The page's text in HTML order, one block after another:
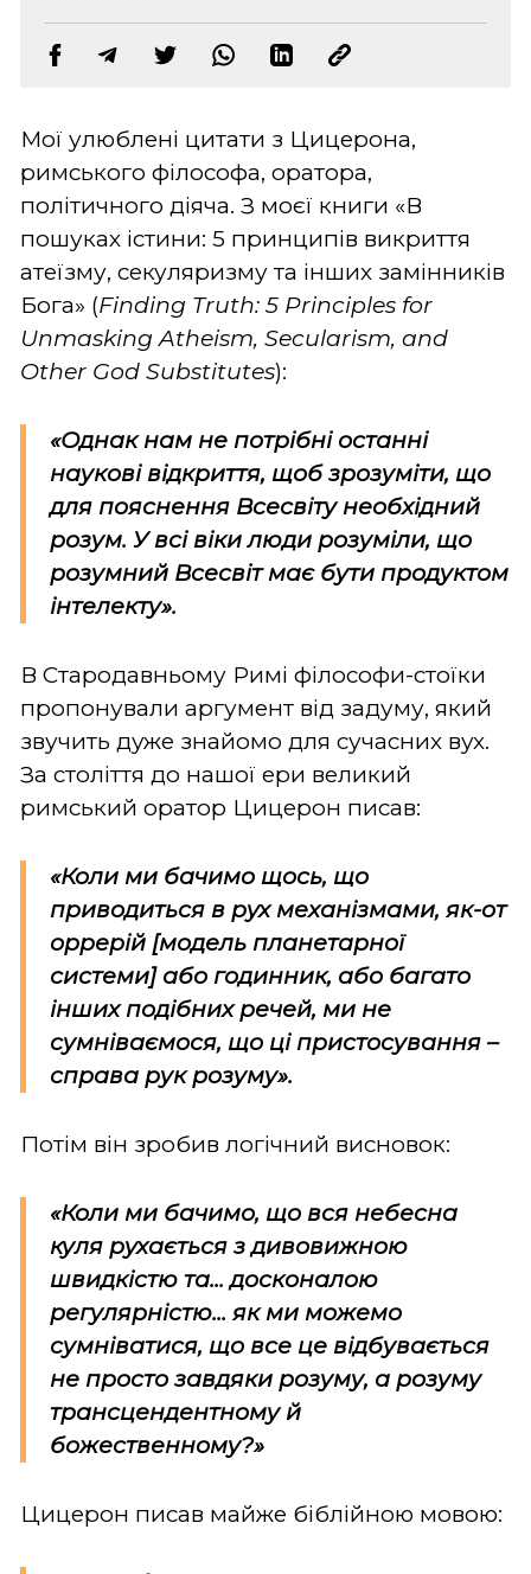
Мої улюблені цитати з Цицерона,
римського філософа, оратора,
політичного діяча. З моєї книги «В
пошуках істини: 5 принципів викриття
атеїзму, секуляризму та інших замінників
Бога» (Finding Truth: 5 Principles for
Unmasking Atheism, Secularism, and
Other God Substitutes):
«Однак нам не потрібні останні
наукові відкриття, щоб зрозуміти, що
для пояснення Всесвіту необхідний
розум. У всі віки люди розуміли, що
розумний Всесвіт має бути продуктом
інтелекту».
В Стародавньому Римі філософи-стоїки
пропонували аргумент від задуму, який
звучить дуже знайомо для сучасних вух.
За століття до нашої ери великий
римський оратор Цицерон писав:
«Коли ми бачимо щось, що
приводиться в рух механізмами, як-от
оррерій [модель планетарної
системи] або годинник, або багато
інших подібних речей, ми не
сумніваємося, що ці пристосування –
справа рук розуму».
Потім він зробив логічний висновок:
«Коли ми бачимо, що вся небесна
куля рухається з дивовижною
швидкістю та... досконалою
регулярністю... як ми можемо
сумніватися, що все це відбувається
не просто завдяки розуму, а розуму
трансцендентному й
божественному?»
Цицерон писав майже біблійною мовою: